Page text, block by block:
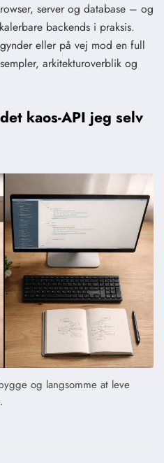
server og database – og
backends i praksis.
eller på vej mod en full
arkitekturoverblik og
kaos-API jeg selv
og langsomme at leve